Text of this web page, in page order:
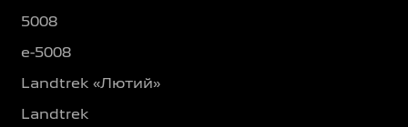
5008
e-5008
Landtrek «Лютий»
Landtrek